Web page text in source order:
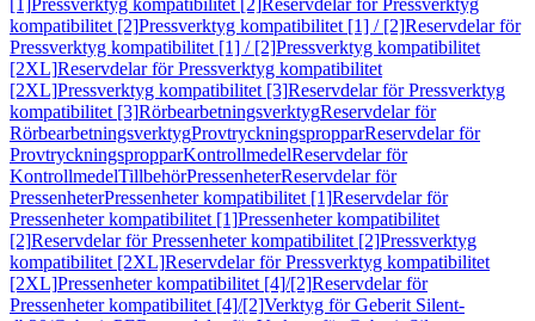
[1]Pressverktyg kompatibilitet [2]Reservdelar för Pressverktyg
kompatibilitet [2]Pressverktyg kompatibilitet [1] / [2]Reservdelar för
Pressverktyg kompatibilitet [1] / [2]Pressverktyg kompatibilitet
[2XL]Reservdelar för Pressverktyg kompatibilitet
[2XL]Pressverktyg kompatibilitet [3]Reservdelar för Pressverktyg
kompatibilitet [3]RörbearbetningsverktygReservdelar för
RörbearbetningsverktygProvtryckningspropparReservdelar för
ProvtryckningspropparKontrollmedelReservdelar för
KontrollmedelTillbehörPressenheterReservdelar för
PressenheterPressenheter kompatibilitet [1]Reservdelar för
Pressenheter kompatibilitet [1]Pressenheter kompatibilitet
[2]Reservdelar för Pressenheter kompatibilitet [2]Pressverktyg
kompatibilitet [2XL]Reservdelar för Pressverktyg kompatibilitet
[2XL]Pressenheter kompatibilitet [4]/[2]Reservdelar för
Pressenheter kompatibilitet [4]/[2]Verktyg för Geberit Silent-